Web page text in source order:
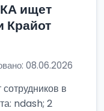
ищет
Крайот
08.06.2026
в
ndash; 2